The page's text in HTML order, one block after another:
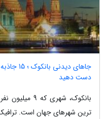
جاهای
دست دهید
بانکوک،
ترین شهرهای جهان است.